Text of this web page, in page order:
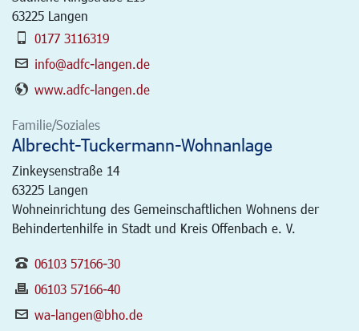
63225 Langen
0177 3116319
info@adfc-langen.de
www.adfc-langen.de
Familie/Soziales
Albrecht-Tuckermann-Wohnanlage
Zinkeysenstraße 14
63225 Langen
Wohneinrichtung des Gemeinschaftlichen Wohnens der
Behindertenhilfe in Stadt und Kreis Offenbach e. V.
06103 57166-30
06103 57166-40
wa-langen@bho.de